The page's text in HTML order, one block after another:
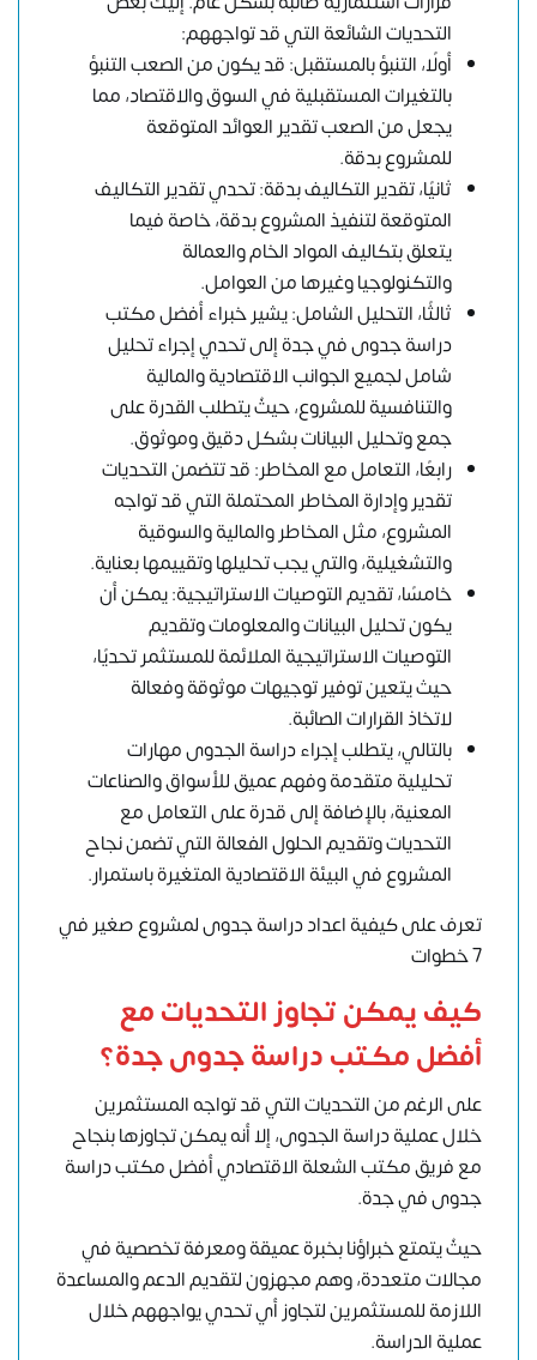
التحديات الشائعة التي قد تواجههم:
أولًا، التنبؤ بالمستقبل: قد يكون من الصعب التنبؤ
بالتغيرات المستقبلية في السوق والاقتصاد، مما
يجعل من الصعب تقدير العوائد المتوقعة
للمشروع بدقة.
ثانيًا، تقدير التكاليف بدقة: تحدي تقدير التكاليف
المتوقعة لتنفيذ المشروع بدقة، خاصة فيما
يتعلق بتكاليف المواد الخام والعمالة
والتكنولوجيا وغيرها من العوامل.
ثالثًا، التحليل الشامل: يشير خبراء أفضل مكتب
دراسة جدوى في جدة إلى تحدي إجراء تحليل
شامل لجميع الجوانب الاقتصادية والمالية
والتنافسية للمشروع، حيثُ يتطلب القدرة على
جمع وتحليل البيانات بشكل دقيق وموثوق.
رابعًا، التعامل مع المخاطر: قد تتضمن التحديات
تقدير وإدارة المخاطر المحتملة التي قد تواجه
المشروع، مثل المخاطر والمالية والسوقية
والتشغيلية، والتي يجب تحليلها وتقييمها بعناية.
خامسًا، تقديم التوصيات الاستراتيجية: يمكن أن
يكون تحليل البيانات والمعلومات وتقديم
التوصيات الاستراتيجية الملائمة للمستثمر تحديًا،
حيث يتعين توفير توجيهات موثوقة وفعالة
لاتخاذ القرارات الصائبة.
بالتالي، يتطلب إجراء دراسة الجدوى مهارات
تحليلية متقدمة وفهم عميق للأسواق والصناعات
المعنية، بالإضافة إلى قدرة على التعامل مع
التحديات وتقديم الحلول الفعالة التي تضمن نجاح
المشروع في البيئة الاقتصادية المتغيرة باستمرار.
تعرف على كيفية اعداد دراسة جدوى لمشروع صغير في
7 خطوات
كيف يمكن تجاوز التحديات مع
أفضل مكتب دراسة جدوى جدة؟
على الرغم من التحديات التي قد تواجه المستثمرين
خلال عملية دراسة الجدوى، إلا أنه يمكن تجاوزها بنجاح
مع فريق مكتب الشعلة الاقتصادي أفضل مكتب دراسة
جدوى في جدة.
حيثُ يتمتع خبراؤنا بخبرة عميقة ومعرفة تخصصية في
مجالات متعددة، وهم مجهزون لتقديم الدعم والمساعدة
اللازمة للمستثمرين لتجاوز أي تحدي يواجههم خلال
عملية الدراسة.